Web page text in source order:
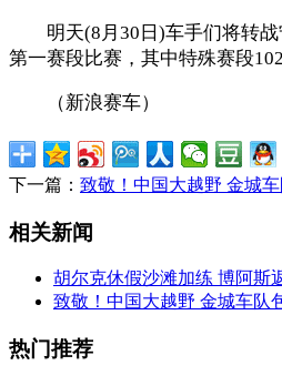
明天(8月30日)车手们将转战
第一赛段比赛，其中特殊赛段
（新浪赛车）
下一篇： 致敬！中国大越野 金城
相关新闻
胡尔克休假沙滩加练 博阿斯
致敬！中国大越野 金城车队
热门推荐